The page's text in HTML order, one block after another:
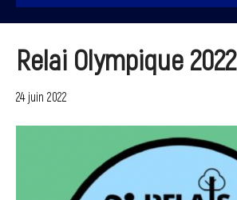
Relai Olympique 2022
24 juin 2022